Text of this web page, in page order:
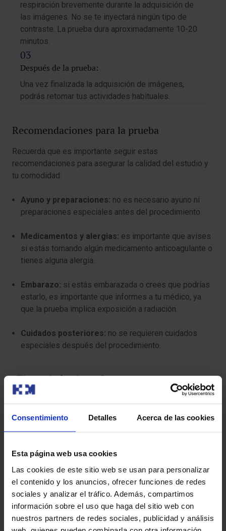
Consentimiento Detalles Acerca de las cookies
Esta página web usa cookies
Las cookies de este sitio web se usan para personalizar
el contenido y los anuncios, ofrecer funciones de redes
sociales y analizar el tráfico. Además, compartimos
información sobre el uso que haga del sitio web con
nuestros partners de redes sociales, publicidad y análisis
respiración brevemente durante la adquisición de
las imágenes. No se te inyectará ningún tipo de
contraste. La prueba dura aproximadamente 10-20
minutos.
Después de la prueba:
Una vez finalizada la adquisición de imágenes,
podrás retomar tus actividades habituales.
Recomendaciones para la prueba
Recuerda que es importante seguir estas
recomendaciones para asegurar la calidad del estudio y
tu comodidad:
Ayuno y preparaciones: no es necesario ayuno ni
preparaciones especiales antes del procedimiento.
Medicamentos y alergias: es importante que avises
si estás tomando algún medicamento anticoagulante o
tienes alguna alergia.
Embarazo: si estás embarazada o crees que podrías
estarlo, es importante que informes a tu médico, ya
que la prueba implica exposición a radiación.
Cuidados posteriores: no se requieren cuidados
especiales después del procedimiento.
¿Tiene algún riesgo?
dosis de radiación, que en general se considera baja y
segura.
Para que tu prueba se desarrolle sin contratiempos, te
pedimos que llegues con antelación a la hora indicada.
Así podremos realizar la preparación administrativa y
clínica necesaria.